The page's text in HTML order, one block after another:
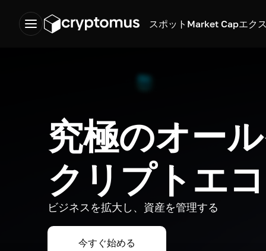
スポット Market Capエク
究極のオー
クリプトエ
ビジネスを拡大し、資産を管理する
今すぐ始める